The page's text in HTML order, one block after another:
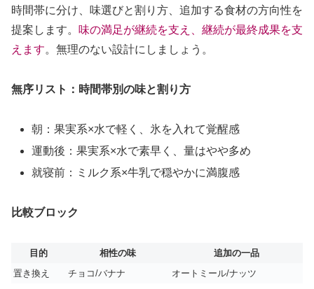
時間帯に分け、味選びと割り方、追加する食材の方向性を
提案します。 味の満足が継続を支え、継続が最終成果を支
えます。無理のない設計にしましょう。
無序リスト：時間帯別の味と割り方
朝：果実系×水で軽く、氷を入れて覚醒感
運動後：果実系×水で素早く、量はやや多め
就寝前：ミルク系×牛乳で穏やかに満腹感
比較ブロック
目的 相性の味
追加の一品
置き換え
チョコ/バナナ
オートミール/ナッツ